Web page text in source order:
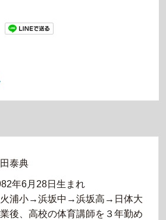
泰典
年6月28日生まれ
浦小→浜坂中→浜坂高→日体大
後、高校の体育講師を３年勤め